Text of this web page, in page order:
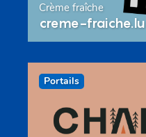
Crème fraîche
creme-fraiche.lu
Portails